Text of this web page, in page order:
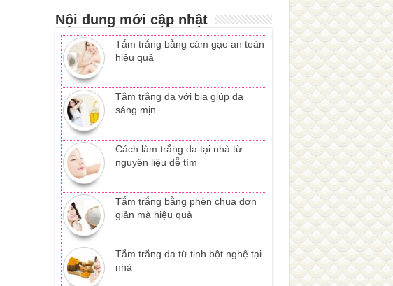
Nội dung mới cập nhật
Tắm trắng bằng cám gạo an toàn
hiệu quả
Tắm trắng da với bia giúp da
sáng mịn
Cách làm trắng da tại nhà từ
nguyên liệu dễ tìm
Tắm trắng bằng phèn chua đơn
giản mà hiệu quả
Tắm trắng da từ tinh bột nghệ tại
nhà